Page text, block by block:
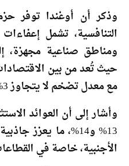
وذكر أن أوغندا توفر
التنافسية، تشمل
ومناطق صناعية مجهزة،
حيث تُعد من بين
مع معدل تضخم لا يتجاوز 3%.
وأشار إلى أن العوائد
13% و14%، ما يعزز
الأجنبية، خاصة في